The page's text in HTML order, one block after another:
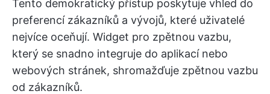
Tento demokratický přístup poskytuje vhled do
preferencí zákazníků a vývojů, které uživatelé
nejvíce oceňují. Widget pro zpětnou vazbu,
který se snadno integruje do aplikací nebo
webových stránek, shromažďuje zpětnou vazbu
od zákazníků.